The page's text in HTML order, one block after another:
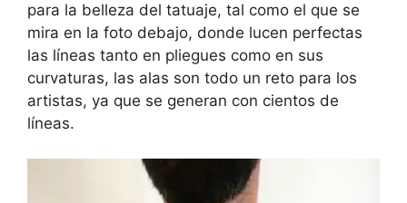
para la belleza del tatuaje, tal como el que se
mira en la foto debajo, donde lucen perfectas
las líneas tanto en pliegues como en sus
curvaturas, las alas son todo un reto para los
artistas, ya que se generan con cientos de
líneas.